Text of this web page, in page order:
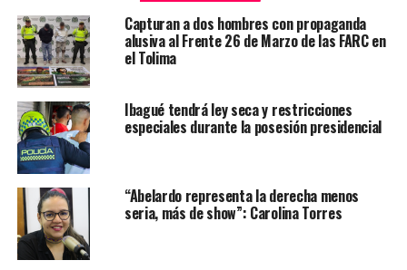
Capturan a dos hombres con propaganda
alusiva al Frente 26 de Marzo de las FARC en
el Tolima
Ibagué tendrá ley seca y restricciones
especiales durante la posesión presidencial
“Abelardo representa la derecha menos
seria, más de show”: Carolina Torres